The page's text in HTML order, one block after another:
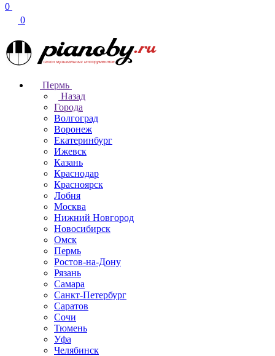
0
0
Пермь
Назад
Города
Волгоград
Воронеж
Екатеринбург
Ижевск
Казань
Краснодар
Красноярск
Лобня
Москва
Нижний Новгород
Новосибирск
Омск
Пермь
Ростов-на-Дону
Рязань
Самара
Санкт-Петербург
Саратов
Сочи
Тюмень
Уфа
Челябинск